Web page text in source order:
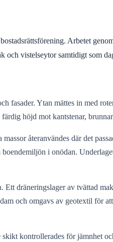
Arbetet
och vistelseytor samtidigt som
fasader. Ytan mättes in med
höjd mot kantstenar,
återanvändes där det
i onödan.
dräneringslager av tvättad
och omgavs av geotextil för
kontrollerades för jämnhet